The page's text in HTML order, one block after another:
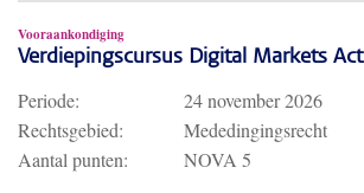
Vooraankondiging
Verdiepingscursus Digital Markets Act
Periode:
24 november 2026
Rechtsgebied:
Mededingingsrecht
Aantal punten:
NOVA 5